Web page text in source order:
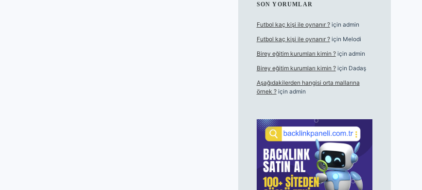
SON YORUMLAR
Futbol kaç kişi ile oynanır ?için admin
Futbol kaç kişi ile oynanır ?için Melodi
Birey eğitim kurumları kimin ?için admin
Birey eğitim kurumları kimin ?için Dadaş
Aşağıdakilerden hangisi orta mallarına
örnek ?için admin